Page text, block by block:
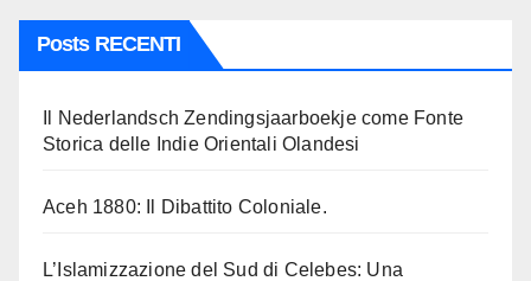
Posts RECENTI
Il Nederlandsch Zendingsjaarboekje come Fonte
Storica delle Indie Orientali Olandesi
Aceh 1880: Il Dibattito Coloniale.
L’Islamizzazione del Sud di Celebes: Una